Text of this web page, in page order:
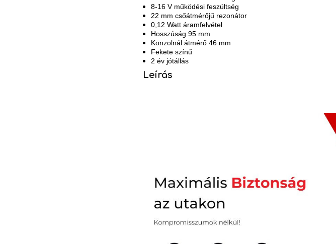
8-16 V működési feszültség
22 mm csőátmérőjű rezonátor
0,12 Watt áramfelvétel
Hosszúság 95 mm
Konzolnál átmérő 46 mm
Fekete színű
2 év jótállás
Leírás